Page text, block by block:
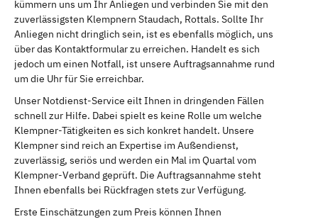
kümmern uns um Ihr Anliegen und verbinden Sie mit den
zuverlässigsten Klempnern Staudach, Rottals. Sollte Ihr
Anliegen nicht dringlich sein, ist es ebenfalls möglich, uns
über das Kontaktformular zu erreichen. Handelt es sich
jedoch um einen Notfall, ist unsere Auftragsannahme rund
um die Uhr für Sie erreichbar.
Unser Notdienst-Service eilt Ihnen in dringenden Fällen
schnell zur Hilfe. Dabei spielt es keine Rolle um welche
Klempner-Tätigkeiten es sich konkret handelt. Unsere
Klempner sind reich an Expertise im Außendienst,
zuverlässig, seriös und werden ein Mal im Quartal vom
Klempner-Verband geprüft. Die Auftragsannahme steht
Ihnen ebenfalls bei Rückfragen stets zur Verfügung.
Erste Einschätzungen zum Preis können Ihnen